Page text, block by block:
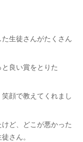
生徒さんがたくさん
良い賞をとりた
顔で教えてくれまし
ど、どこが悪かった
さん。